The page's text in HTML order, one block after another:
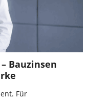
Bauzinsen
Für